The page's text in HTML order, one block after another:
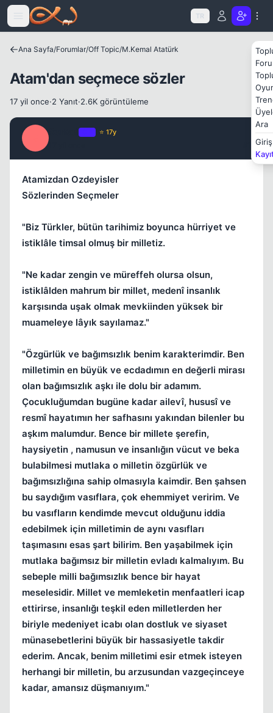
Icerige atla
TR
Ara
Giriş
Ana Sayfa/Forumlar/Off Topic/M.Kemal Atatürk
Atam'dan seçmece sözler
17 yil once·2 Yanıt·2.6K görüntüleme
⭐ 17y
Atamizdan Ozdeyisler
Sözlerinden Seçmeler
"Biz Türkler, bütün tarihimiz boyunca hürriyet ve
istiklâle timsal olmuş bir milletiz.
"Ne kadar zengin ve müreffeh olursa olsun,
istiklâlden mahrum bir millet, medenî insanlık
karşısında uşak olmak mevkiinden yüksek bir
muameleye lâyık sayılamaz."
"Özgürlük ve bağımsızlık benim karakterimdir. Ben
milletimin en büyük ve ecdadımın en değerli mirası
olan bağımsızlık aşkı ile dolu bir adamım.
Çocukluğumdan bugüne kadar ailevî, hususî ve
resmî hayatımın her safhasını yakından bilenler bu
aşkım malumdur. Bence bir millete şerefin,
haysiyetin , namusun ve insanlığın vücut ve beka
bulabilmesi mutlaka o milletin özgürlük ve
bağımsızlığına sahip olmasıyla kaimdir. Ben şahsen
bu saydığım vasıflara, çok ehemmiyet veririm. Ve
bu vasıfların kendimde mevcut olduğunu iddia
edebilmek için milletimin de aynı vasıfları
taşımasını esas şart bilirim. Ben yaşabilmek için
mutlaka bağımsız bir milletin evladı kalmalıyım. Bu
sebeple milli bağımsızlık bence bir hayat
meselesidir. Millet ve memleketin menfaatleri icap
ettirirse, insanlığı teşkil eden milletlerden her
biriyle medeniyet icabı olan dostluk ve siyaset
münasebetlerini büyük bir hassasiyetle takdir
ederim. Ancak, benim milletimi esir etmek isteyen
herhangi bir milletin, bu arzusundan vazgeçinceye
kadar, amansız düşmanıyım."